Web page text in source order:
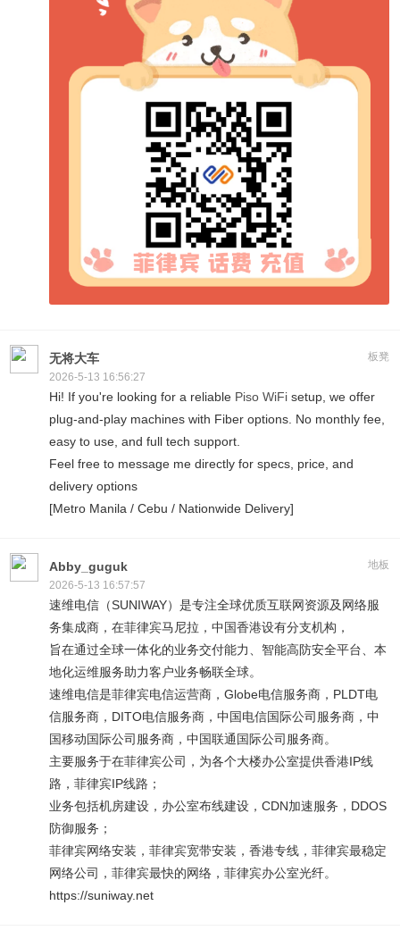
板凳
无将大车
2026-5-13 16:56:27
Hi! If you're looking for a reliable Piso WiFi setup, we offer
plug-and-play machines with Fiber options. No monthly fee,
easy to use, and full tech support.
Feel free to message me directly for specs, price, and
delivery options
[Metro Manila / Cebu / Nationwide Delivery]
地板
Abby_guguk
2026-5-13 16:57:57
速维电信（SUNIWAY）是专注全球优质互联网资源及网络服
务集成商，在菲律宾马尼拉，中国香港设有分支机构，
旨在通过全球一体化的业务交付能力、智能高防安全平台、本
地化运维服务助力客户业务畅联全球。
速维电信是菲律宾电信运营商，Globe电信服务商，PLDT电
信服务商，DITO电信服务商，中国电信国际公司服务商，中
国移动国际公司服务商，中国联通国际公司服务商。
主要服务于在菲律宾公司，为各个大楼办公室提供香港IP线
路，菲律宾IP线路；
业务包括机房建设，办公室布线建设，CDN加速服务，DDOS
防御服务；
菲律宾网络安装，菲律宾宽带安装，香港专线，菲律宾最稳定
网络公司，菲律宾最快的网络，菲律宾办公室光纤。
https://suniway.net